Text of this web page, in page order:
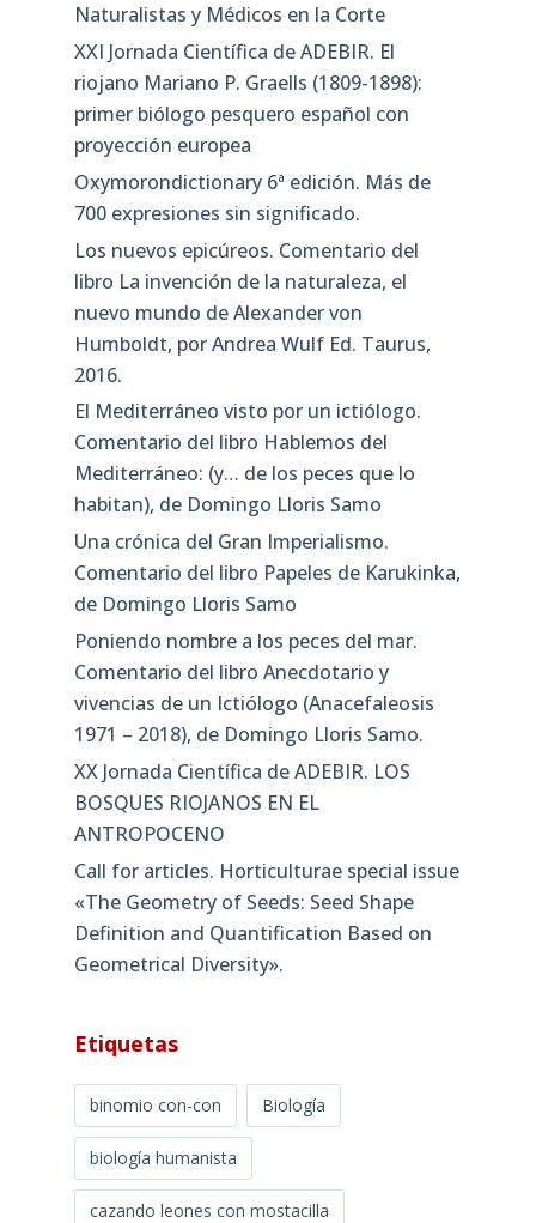
Naturalistas y Médicos en la Corte
XXI Jornada Científica de ADEBIR. El
riojano Mariano P. Graells (1809-1898):
primer biólogo pesquero español con
proyección europea
Oxymorondictionary 6ª edición. Más de
700 expresiones sin significado.
Los nuevos epicúreos. Comentario del
libro La invención de la naturaleza, el
nuevo mundo de Alexander von
Humboldt, por Andrea Wulf Ed. Taurus,
2016.
El Mediterráneo visto por un ictiólogo.
Comentario del libro Hablemos del
Mediterráneo: (y… de los peces que lo
habitan), de Domingo Lloris Samo
Una crónica del Gran Imperialismo.
Comentario del libro Papeles de Karukinka,
de Domingo Lloris Samo
Poniendo nombre a los peces del mar.
Comentario del libro Anecdotario y
vivencias de un Ictiólogo (Anacefaleosis
1971 – 2018), de Domingo Lloris Samo.
XX Jornada Científica de ADEBIR. LOS
BOSQUES RIOJANOS EN EL
ANTROPOCENO
Call for articles. Horticulturae special issue
«The Geometry of Seeds: Seed Shape
Definition and Quantification Based on
Geometrical Diversity»​.
Etiquetas
binomio con-con Biología
biología humanista
cazando leones con mostacilla